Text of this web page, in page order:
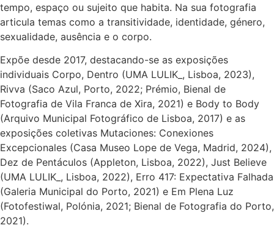
tempo, espaço ou sujeito que habita. Na sua fotografia
articula temas como a transitividade, identidade, género,
sexualidade, ausência e o corpo.
Expõe desde 2017, destacando-se as exposições
individuais Corpo, Dentro (UMA LULIK_, Lisboa, 2023),
Rivva (Saco Azul, Porto, 2022; Prémio, Bienal de
Fotografia de Vila Franca de Xira, 2021) e Body to Body
(Arquivo Municipal Fotográfico de Lisboa, 2017) e as
exposições coletivas Mutaciones: Conexiones
Excepcionales (Casa Museo Lope de Vega, Madrid, 2024),
Dez de Pentáculos (Appleton, Lisboa, 2022), Just Believe
(UMA LULIK_, Lisboa, 2022), Erro 417: Expectativa Falhada
(Galeria Municipal do Porto, 2021) e Em Plena Luz
(Fotofestiwal, Polónia, 2021; Bienal de Fotografia do Porto,
2021).